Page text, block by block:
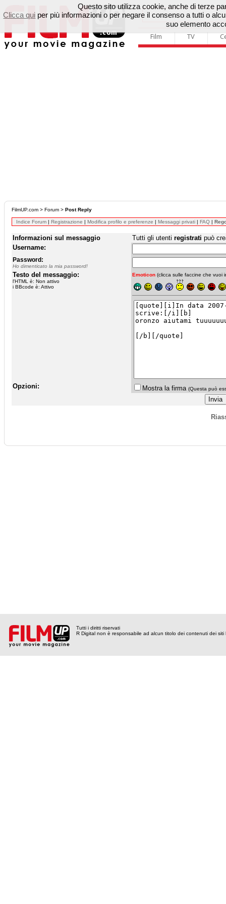
Film TV
FilmUP.com > Forum > Post Reply
Indice Forum | Registrazione | Modifica profilo e preferenze | Messaggi privati | FAQ |
Informazioni sul messaggio Tutti gli utenti registrati può
Username:
Password:
Ho dimenticato la mia password!
Testo del messaggio:
l'HTML è: Non attivo
i BBcode è: Attivo
Emoticon (clicca sulle faccine che vuoi
Opzioni: Mostra la firma (Questa può
Tutti i diritti riservati
R Digital non è responsabile ad alcun titolo dei contenuti dei siti
Questo sito utilizza cookie, anche di terze
Clicca qui per più informazioni o per negare il consenso a tutti o
suo elemento